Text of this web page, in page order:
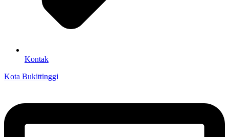
Kontak
Kota Bukittinggi